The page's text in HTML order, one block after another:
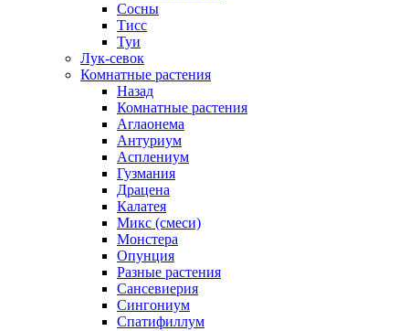
Сосны
Тисс
Туи
Лук-севок
Комнатные растения
Назад
Комнатные растения
Аглаонема
Антуриум
Асплениум
Гузмания
Драцена
Калатея
Микс (смеси)
Монстера
Опунция
Разные растения
Сансевиерия
Сингониум
Спатифиллум